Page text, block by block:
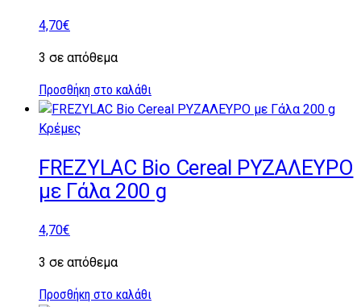
4,70€
3 σε απόθεμα
Προσθήκη στο καλάθι
Κρέμες
FREZYLAC Bio Cereal ΡΥΖΑΛΕΥΡΟ
με Γάλα 200 g
4,70€
3 σε απόθεμα
Προσθήκη στο καλάθι